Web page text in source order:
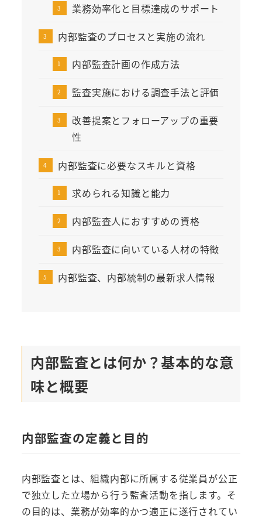
業務効率化と目標達成のサポート
内部監査のプロセスと実施の流れ
内部監査計画の作成方法
監査実施における調査手法と評価
改善提案とフォローアップの重要
性
内部監査に必要なスキルと資格
求められる知識と能力
内部監査人におすすめの資格
内部監査に向いている人材の特徴
内部監査、内部統制の最新求人情報
内部監査とは何か？基本的な意
味と概要
内部監査の定義と目的
内部監査とは、組織内部に所属する従業員が公正
で独立した立場から行う監査活動を指します。そ
の目的は、業務が効率的かつ適正に遂行されてい